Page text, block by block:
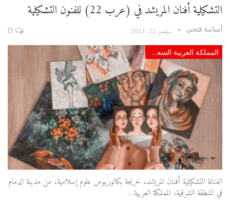
التشكيلية أفنان المريشد في (عرب 22) للفنون التشكيلية
أسامة فتحى سبتمبر 22, 2023
المملكة العربية السعودية
الفنانة التشكيلية أفنان المريشد، خريجة بكالوريوس علوم إسلامية، من مدينة الدمام
في المنطقة الشرقية، المملكة العربية…